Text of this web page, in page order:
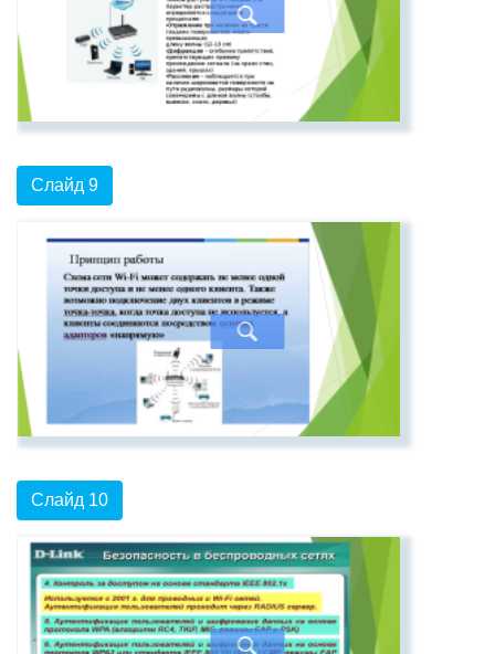
Слайд 9
Слайд 10